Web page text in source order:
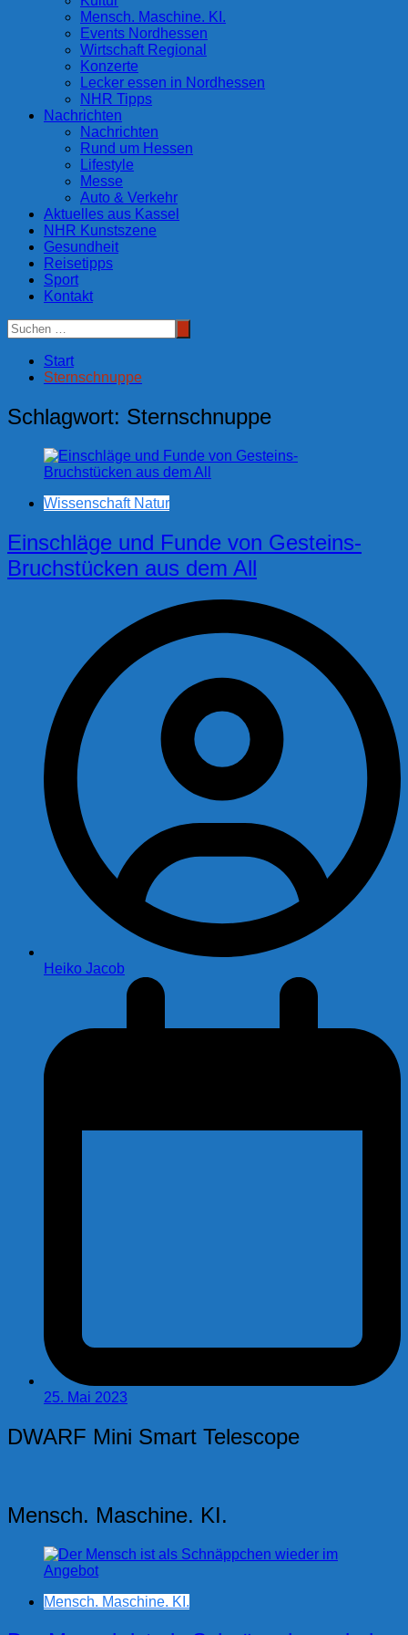
Mensch. Maschine. KI.
Events Nordhessen
Wirtschaft Regional
Konzerte
Lecker essen in Nordhessen
NHR Tipps
Nachrichten
Nachrichten
Rund um Hessen
Lifestyle
Messe
Auto & Verkehr
Aktuelles aus Kassel
NHR Kunstszene
Gesundheit
Reisetipps
Sport
Kontakt
Start
Sternschnuppe
Schlagwort: Sternschnuppe
Wissenschaft Natur
Einschläge und Funde von Gesteins-
Bruchstücken aus dem All
Heiko Jacob
25. Mai 2023
DWARF Mini Smart Telescope
Mensch. Maschine. KI.
Mensch. Maschine. KI.